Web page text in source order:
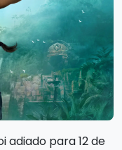
adiado para 12 de